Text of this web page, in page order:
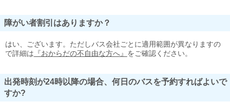
障がい者割引はありますか？
はい、ございます。ただしバス会社ごとに適用範囲が異なりますの
で詳細は 『おからだの不自由な方へ』 をご確認ください。
出発時刻が24時以降の場合、何日のバスを予約すればよいで
すか?